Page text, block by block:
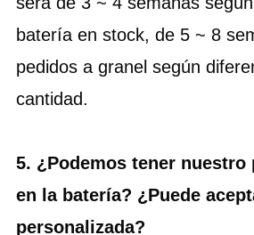
batería en stock, de 5 ~ 8
pedidos a granel según
cantidad.
5. ¿Podemos tener
en la batería? ¿Puede
personalizada?